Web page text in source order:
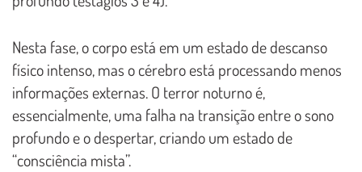
Nesta fase, o corpo está em um estado de descanso
físico intenso, mas o cérebro está processando menos
informações externas. O terror noturno é,
essencialmente, uma falha na transição entre o sono
profundo e o despertar, criando um estado de
“consciência mista”.